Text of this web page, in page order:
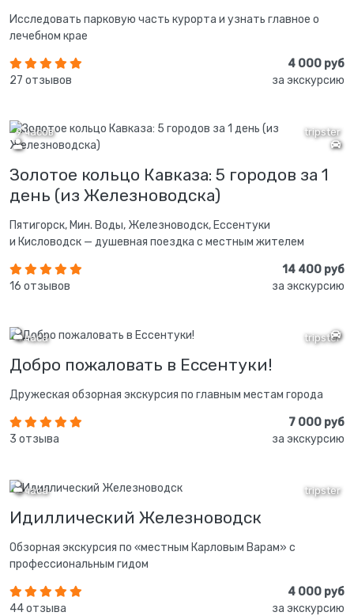
Исследовать парковую часть курорта и узнать главное о
лечебном крае
27 отзывов
4 000 руб
за экскурсию
tripster
9 часов
Золотое кольцо Кавказа: 5 городов за 1
день (из Железноводска)
Пятигорск, Мин. Воды, Железноводск, Ессентуки
и Кисловодск — душевная поездка с местным жителем
16 отзывов
14 400 руб
за экскурсию
tripster
4 часа
Добро пожаловать в Ессентуки!
Дружеская обзорная экскурсия по главным местам города
3 отзыва
7 000 руб
за экскурсию
tripster
2 часа
Идиллический Железноводск
Обзорная экскурсия по «местным Карловым Варам» с
профессиональным гидом
44 отзыва
4 000 руб
за экскурсию